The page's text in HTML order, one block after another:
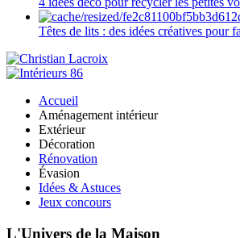
Têtes de lits : des idées créatives pour
Accueil
Aménagement intérieur
Extérieur
Décoration
Rénovation
Évasion
Idées & Astuces
Jeux concours
L'Univers de la Maison